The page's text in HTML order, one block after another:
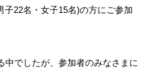
子22名・女子15名)の方にご参加
中でしたが、参加者のみなさまに